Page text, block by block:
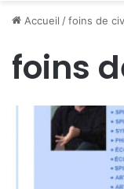
Accueil /foins de
foins